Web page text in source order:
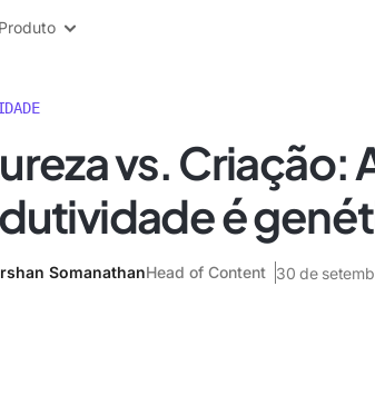
Produto
vs. Criação:
é
SomanathanHead of Content 30 de